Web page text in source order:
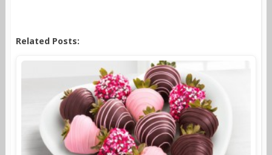
Related Posts: